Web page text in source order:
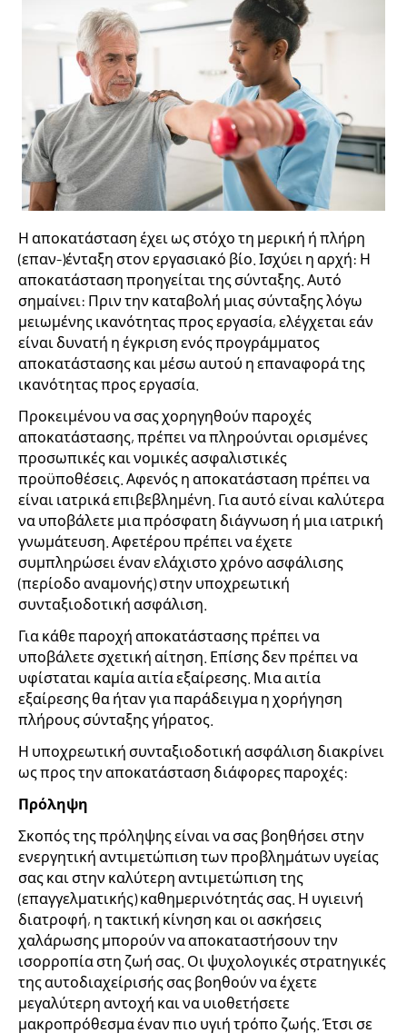
Η αποκατάσταση έχει ως στόχο τη μερική ή πλήρη
(επαν-)ένταξη στον εργασιακό βίο. Ισχύει η αρχή: Η
αποκατάσταση προηγείται της σύνταξης. Αυτό
σημαίνει: Πριν την καταβολή μιας σύνταξης λόγω
μειωμένης ικανότητας προς εργασία, ελέγχεται εάν
είναι δυνατή η έγκριση ενός προγράμματος
αποκατάστασης και μέσω αυτού η επαναφορά της
ικανότητας προς εργασία.
Προκειμένου να σας χορηγηθούν παροχές
αποκατάστασης, πρέπει να πληρούνται ορισμένες
προσωπικές και νομικές ασφαλιστικές
προϋποθέσεις. Αφενός η αποκατάσταση πρέπει να
είναι ιατρικά επιβεβλημένη. Για αυτό είναι καλύτερα
να υποβάλετε μια πρόσφατη διάγνωση ή μια ιατρική
γνωμάτευση. Αφετέρου πρέπει να έχετε
συμπληρώσει έναν ελάχιστο χρόνο ασφάλισης
(περίοδο αναμονής) στην υποχρεωτική
συνταξιοδοτική ασφάλιση.
Για κάθε παροχή αποκατάστασης πρέπει να
υποβάλετε σχετική αίτηση. Επίσης δεν πρέπει να
υφίσταται καμία αιτία εξαίρεσης. Μια αιτία
εξαίρεσης θα ήταν για παράδειγμα η χορήγηση
πλήρους σύνταξης γήρατος.
Η υποχρεωτική συνταξιοδοτική ασφάλιση διακρίνει
ως προς την αποκατάσταση διάφορες παροχές:
Πρόληψη
Σκοπός της πρόληψης είναι να σας βοηθήσει στην
ενεργητική αντιμετώπιση των προβλημάτων υγείας
σας και στην καλύτερη αντιμετώπιση της
(επαγγελματικής) καθημερινότητάς σας. Η υγιεινή
διατροφή, η τακτική κίνηση και οι ασκήσεις
χαλάρωσης μπορούν να αποκαταστήσουν την
ισορροπία στη ζωή σας. Οι ψυχολογικές στρατηγικές
της αυτοδιαχείρισής σας βοηθούν να έχετε
μεγαλύτερη αντοχή και να υιοθετήσετε
μακροπρόθεσμα έναν πιο υγιή τρόπο ζωής. Έτσι σε